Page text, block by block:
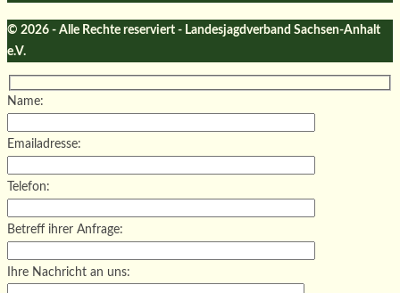
© 2026 - Alle Rechte reserviert - Landesjagdverband Sachsen-Anhalt
e.V.
Name:
Emailadresse:
Telefon:
Betreff ihrer Anfrage:
Ihre Nachricht an uns: